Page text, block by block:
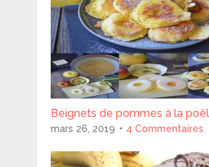
Beignets de pommes à la
mars 26, 2019 4 Commentaires